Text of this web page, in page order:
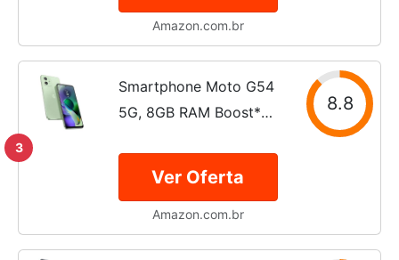
Amazon.com.br
3
Smartphone Moto G54
5G, 8GB RAM Boost*
8.8
Ver Oferta
Amazon.com.br